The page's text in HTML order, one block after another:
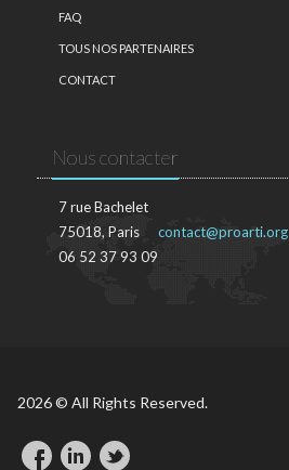
FAQ
TOUS NOS PARTENAIRES
CONTACT
Nous contacter
7 rue Bachelet
75018, Paris
06 52 37 93 09
contact@proarti.org
2026 © All Rights Reserved.